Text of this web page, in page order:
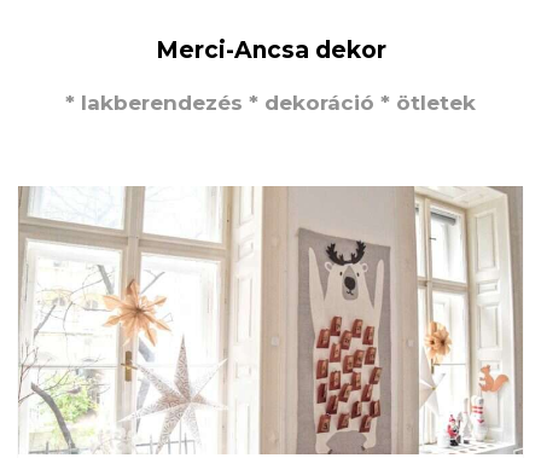
Merci-Ancsa dekor
* lakberendezés * dekoráció * ötletek